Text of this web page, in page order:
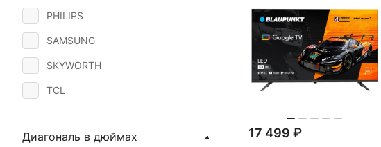
17 499 ₽
PHILIPS
SAMSUNG
SKYWORTH
TCL
Диагональ в дюймах